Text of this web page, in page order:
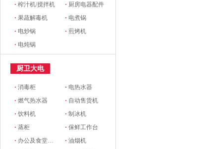
·榨汁机/搅拌机 · 厨房电器配件
·果蔬解毒机 · 电煮锅
· 电炒锅 ·煎烤机
· 电炖锅
厨卫大电
·消毒柜 · 电热水器
·燃气热水器 · 自动售货机
·饮料机 ·制冰机
·蒸柜 ·保鲜工作台
· 办公及食堂开水器 ·油烟机